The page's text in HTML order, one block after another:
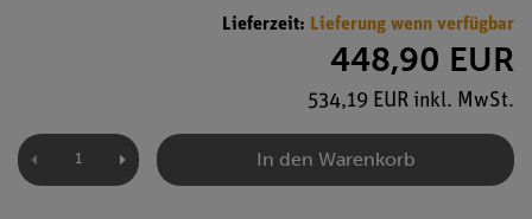
Lieferzeit: Lieferung wenn verfügbar
448,90 EUR
534,19 EUR inkl. MwSt.
In den Warenkorb